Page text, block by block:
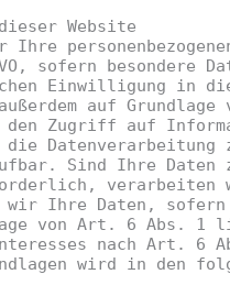
Website
sofern besondere
Einwilligung in
auf Grundlage
den Zugriff auf
Datenverarbeitung
Sind Ihre Daten
verarbeiten
wir Ihre Daten,
von Art. 6 Abs. 1
Interesses nach Art.
wird in den